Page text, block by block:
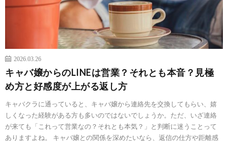
2026.03.26
キャバ嬢からのLINEは営業？それとも本音？見極
め方と好感度が上がる返し方
キャバクラに通っていると、キャバ嬢から連絡先を交換してもらい、嬉
しくなった経験がある方も多いのではないでしょうか。ただ、いざ連絡
が来ても「これって営業なの？それとも本気？」と判断に迷うことって
ありますよね。 キャバ嬢との関係を深めたいなら、返信の仕方や距離感